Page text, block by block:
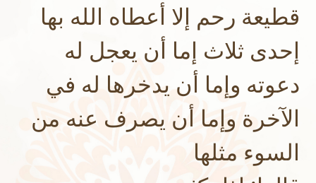
قطيعة رحم إلا أعطاه الله بها
إحدى ثلاث إما أن يعجل له
دعوته وإما أن يدخرها له في
الآخرة وإما أن يصرف عنه من
السوء مثلها